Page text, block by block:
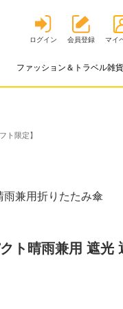
ログイン 会員登録 マイ
ファッション＆トラベル雑貨
ト限定】
雨兼用折りたたみ傘
ト晴雨兼用 遮光